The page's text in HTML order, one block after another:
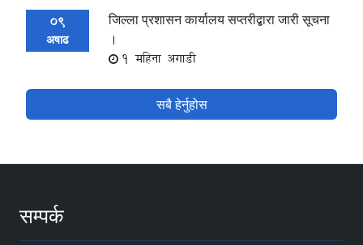
09
अषाढ
जिल्ला प्रशासन कार्यालय सप्तरीद्बारा जारी सूचना
।
1 महिना अगाडी
सबै हेर्नुहोस
सम्पर्क